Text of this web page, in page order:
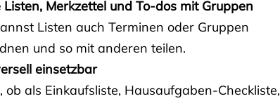
Listen, Merkzettel und To-dos mit Gruppen
Listen auch Terminen oder Gruppen
und so mit anderen teilen.
einsetzbar
ob als Einkaufsliste, Hausaufgaben-Checkliste,